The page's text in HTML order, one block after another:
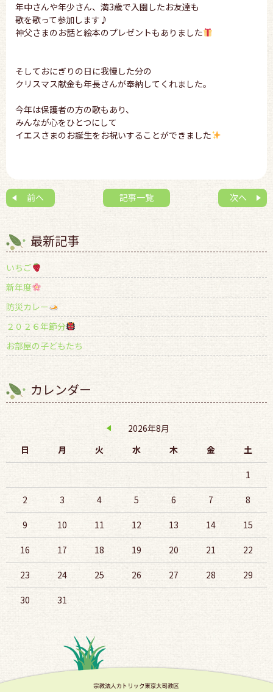
年中さんや年少さん、満3歳で入園したお友達も
歌を歌って参加します♪
神父さまのお話と絵本のプレゼントもありました
そしておにぎりの日に我慢した分の
クリスマス献金も年長さんが奉納してくれました。
今年は保護者の方の歌もあり、
みんなが心をひとつにして
イエスさまのお誕生をお祝いすることができました
前へ 次へ
記事一覧
最新記事
いちご
新年度
防災カレー
２０２６年節分
お部屋の子どもたち
カレンダー
2026年8月
日
月 火 水 木 金 土
1
2 3 4 5 6 7 8
9 10 11 12 13 14 15
16 17 18 19 20 21 22
23 24 25 26 27 28 29
30 31